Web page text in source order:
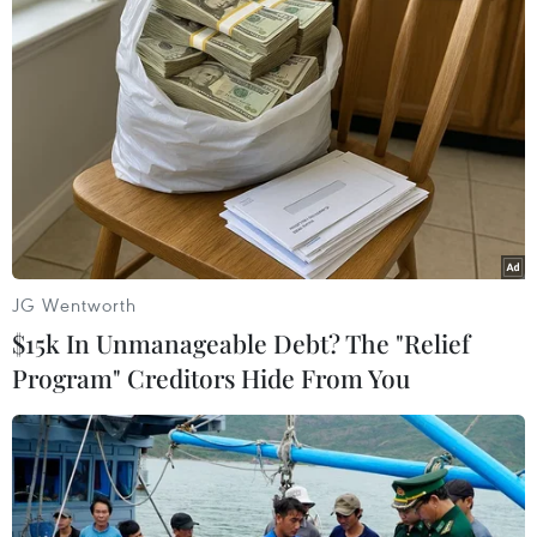
10/08/2026 10:48
Cổ phiếu vốn Nhà nước
trước bước ngoặt cơ cấu sở
hữu
Sầu riêng Việt Nam trước
cơ hội mở rộng thị trường
JG Wentworth
$15k In Unmanageable Debt? The "Relief
Program" Creditors Hide From You